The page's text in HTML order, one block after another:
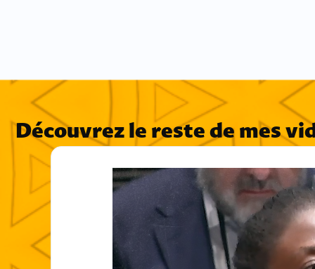
Découvrez le reste de mes